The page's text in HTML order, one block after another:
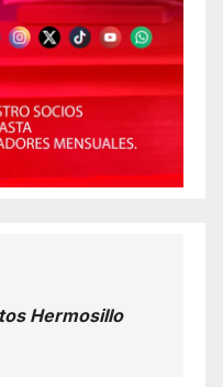
Hermosillo